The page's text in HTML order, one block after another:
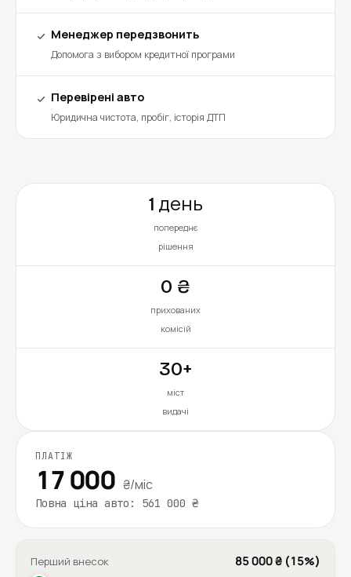
Менеджер передзвонить
Допомога з вибором кредитної програми
Перевірені авто
Юридична чистота, пробіг, історія ДТП
1 день
попереднє
рішення
0 ₴
прихованих
комісій
30+
міст
видачі
ПЛАТІЖ
17 000 ₴/міс
Повна ціна авто: 561 000 ₴
Перший внесок 85 000 ₴ (15%)